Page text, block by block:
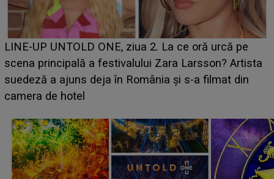
Ce a dezvăluit noua concurentă din "Casa Iubirii" l-a
luat prin surprindere pe Emanuel. CINE ESTE
BĂIATUL VIZAT de Alexandra?! Aflându-se în fața
faptului împlinit, A RECUNOSCUT IMEDIAT: "Am